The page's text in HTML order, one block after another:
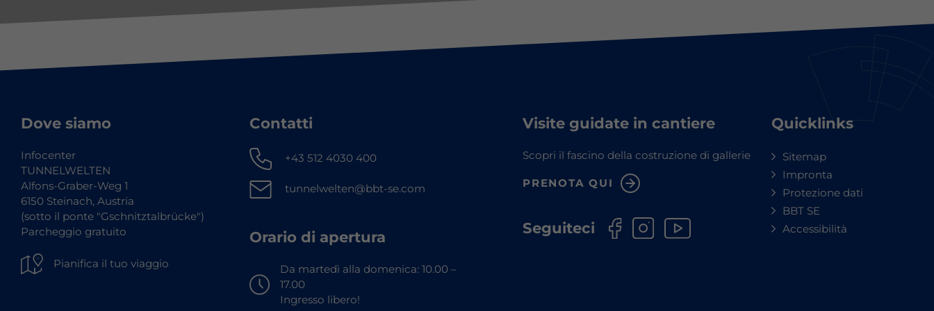
Dove siamo
Infocenter
TUNNELWELTEN
Alfons-Graber-Weg 1
6150 Steinach, Austria
(sotto il ponte "Gschnitztalbrücke")
Parcheggio gratuito
Pianifica il tuo viaggio
Contatti
+43 512 4030 400
tunnelwelten@bbt-se.com
Orario di apertura
Da martedì alla domenica: 10.00 –
17.00
Ingresso libero!
Visite guidate in cantiere
Scopri il fascino della costruzione di gallerie
PRENOTA QUI
Seguiteci
Quicklinks
Sitemap
Impronta
Protezione dati
BBT SE
Accessibilità